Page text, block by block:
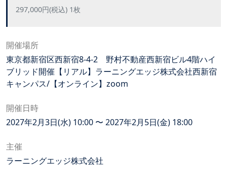
297,000円(税込) 1枚
開催場所
東京都新宿区西新宿8-4-2 野村不動産西新宿ビル4階ハイ
ブリッド開催【リアル】ラーニングエッジ株式会社西新宿
キャンパス/【オンライン】zoom
開催日時
2027年2月3日(水) 10:00 〜 2027年2月5日(金) 18:00
主催
ラーニングエッジ株式会社